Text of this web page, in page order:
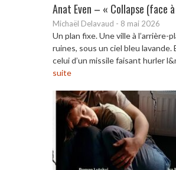
Anat Even – « Collapse (face
Michaël Delavaud - 8 mai 2026
Un plan fixe. Une ville à l’arrière-
ruines, sous un ciel bleu lavande.
celui d’un missile faisant hurler
suite